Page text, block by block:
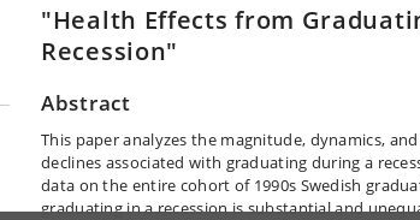
"Health Effects from
Recession"
Abstract
This paper analyzes the magnitude, dynamics,
declines associated with graduating during a
data on the entire cohort of 1990s Swedish
graduating in a recession is substantial and